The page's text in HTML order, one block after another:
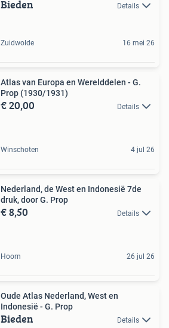
Bieden Details
Zuidwolde 16 mei 26
Atlas van Europa en Werelddelen - G.
Prop (1930/1931)
€ 20,00 Details
Winschoten 4 jul 26
Nederland, de West en Indonesië 7de
druk, door G. Prop
€ 8,50 Details
Hoorn 26 jul 26
Oude Atlas Nederland, West en
Indonesië - G. Prop
Bieden Details